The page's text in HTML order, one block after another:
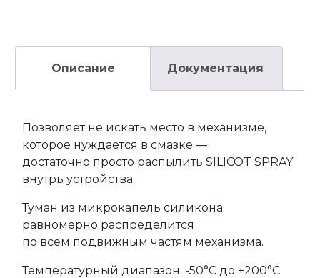
Описание Документация
Позволяет не искать место в механизме,
которое нуждается в смазке —
достаточно просто распылить SILICOT SPRAY
внутрь устройства.
Туман из микрокапель силикона
равномерно распределится
по всем подвижным частям механизма.
Температурный диапазон: -50°C до +200°C